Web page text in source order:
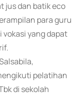
jus dan batik eco
para guru
yang dapat
pelatihan
di sekolah